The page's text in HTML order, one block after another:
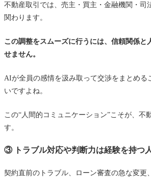
不動産取引では、売主・買主・金融機関・司
関わります。
この調整をスムーズに行うには、信頼関係と
せません。
AIが全員の感情を汲み取って交渉をまとめる
いですよね。
この“人間的コミュニケーション”こそが、不
す。
③ トラブル対応や判断力は経験を持つ
契約直前のトラブル、ローン審査の急な変更